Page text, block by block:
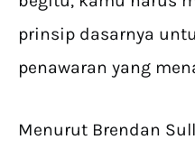
prinsip dasarnya
penawaran yang
Menurut Brendan